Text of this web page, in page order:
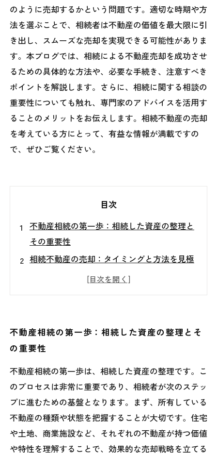
のように売却するかという問題です。適切な時期や方
法を選ぶことで、相続者は不動産の価値を最大限に引
き出し、スムーズな売却を実現できる可能性がありま
す。本ブログでは、相続による不動産売却を成功させ
るための具体的な方法や、必要な手続き、注意すべき
ポイントを解説します。さらに、相続に関する相談の
重要性についても触れ、専門家のアドバイスを活用す
ることのメリットをお伝えします。相続不動産の売却
を考えている方にとって、有益な情報が満載ですの
で、ぜひご覧ください。
目次
不動産相続の第一歩：相続した資産の整理と
その重要性
相続不動産の売却：タイミングと方法を見極
成功する不動産売却のための準備：必要な手
を実現する方法
おくべきこと
不動産相続を乗り越えた家族の物語：成功の
秘訣とは
不動産売却の未来：相続を通じた新たな価値
の創造
不動産相続の第一歩：相続した資産の整理とそ
の重要性
不動産相続の第一歩は、相続した資産の整理です。こ
のプロセスは非常に重要であり、相続者が次のステッ
プに進むための基盤となります。まず、所有している
不動産の種類や状態を把握することが大切です。住宅
や土地、商業施設など、それぞれの不動産が持つ価値
や特性を理解することで、効果的な売却戦略を立てる